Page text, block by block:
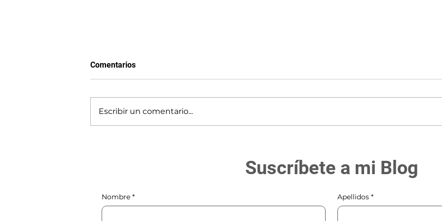
Comentarios
Escribir un comentario...
Suscríbete a mi Blog
Nombre * Apellidos *